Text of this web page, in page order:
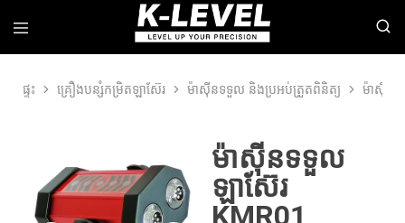
k-
ផលិតឈាន
មុខ
គេ
នៃ
យើង
ស្រាវជ្រាវ
ការ
អភិវឌ្ឍន៍
និង
ផ្ទះ គ្រឿងបន្សំកម្រិតឡាស៊ែរ ម៉ាស៊ីនទទួល និងប្រអប់ត្រួតពិនិត្យ ម៉ាស៊ីនទ
ម៉ាស៊ីនទទួល
ឡាស៊ែរ
KMR01